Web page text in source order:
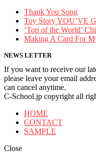
Thank You Song
Toy Story YOU’VE
‘Top of the World’
Making A Card For
NEWS LETTER
If you want to receive our
please leave your email
can cancel anytime.
C-School.jp copyright all
HOME
CONTACT
SAMPLE
Close